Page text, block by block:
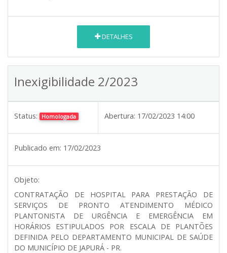
DETALHES
Inexigibilidade 2/2023
Status: Homologada Abertura: 17/02/2023 14:00
Publicado em: 17/02/2023
Objeto:
CONTRATAÇÃO DE HOSPITAL PARA PRESTAÇÃO DE
SERVIÇOS DE PRONTO ATENDIMENTO MÉDICO
PLANTONISTA DE URGÊNCIA E EMERGÊNCIA EM
HORÁRIOS ESTIPULADOS POR ESCALA DE PLANTÕES
DEFINIDA PELO DEPARTAMENTO MUNICIPAL DE SAÚDE
DO MUNICÍPIO DE JAPURÁ - PR.